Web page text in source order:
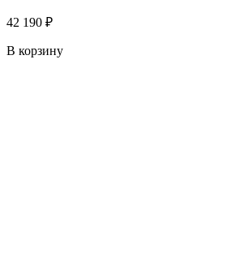
42 190 ₽
В корзину